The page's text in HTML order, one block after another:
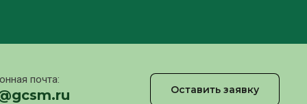
почта:
Оставить заявку